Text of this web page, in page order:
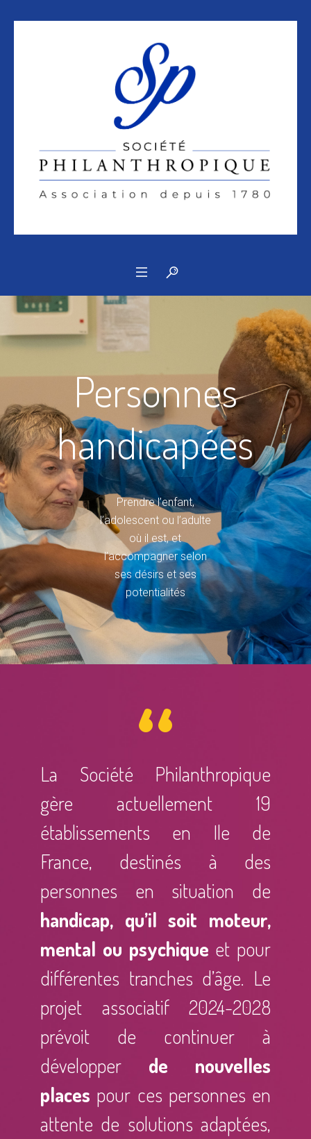
Personnes
handicapées
Prendre l’enfant,
l’adolescent ou l’adulte
où il est, et
l’accompagner selon
ses désirs et ses
potentialités
La Société Philanthropique
gère actuellement 19
établissements en Ile de
France, destinés à des
personnes en situation de
handicap, qu’il soit moteur,
mental ou psychique et pour
différentes tranches d’âge. Le
projet associatif 2024-2028
prévoit de continuer à
développer de nouvelles
places pour ces personnes en
attente de solutions adaptées,